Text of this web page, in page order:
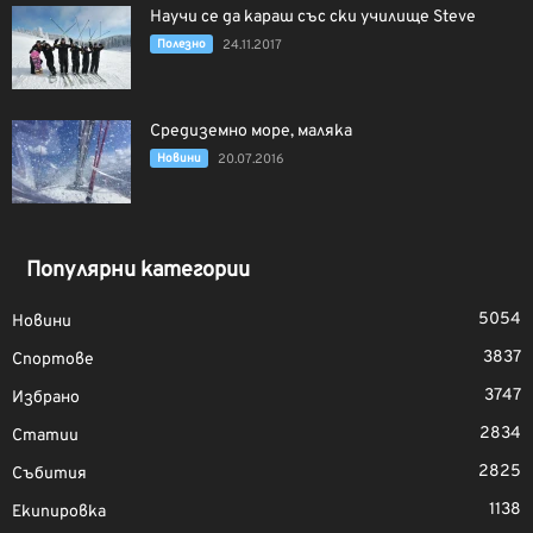
Научи се да караш със ски училище Steve
Полезно 24.11.2017
Средиземно море, маляка
Новини 20.07.2016
Популярни категории
Новини
5054
Спортове
3837
Избрано
3747
Статии
2834
Събития
2825
Екипировка
1138